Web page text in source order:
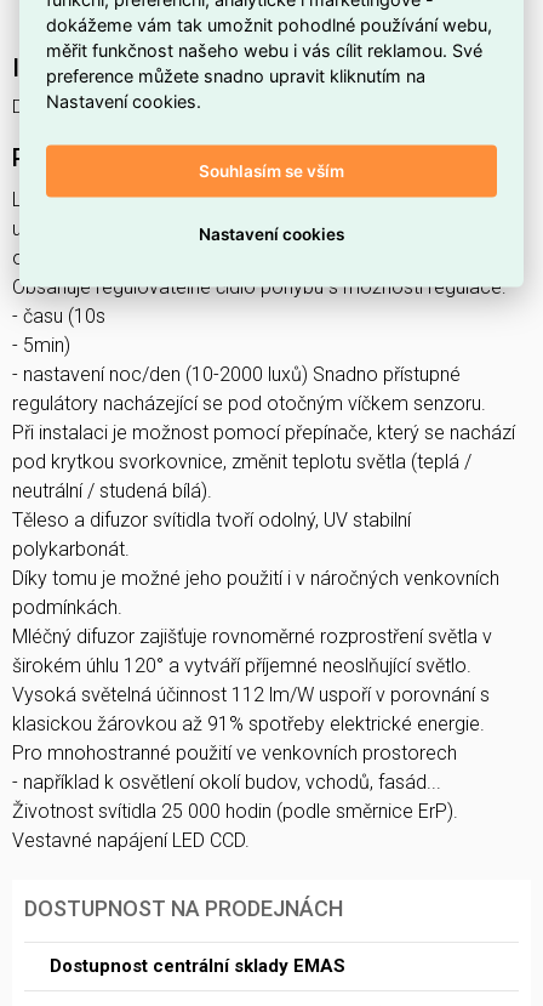
Stmívání: ne
Interní název produktu
DITA ROUND W 12W PIR CCT
Podrobný popis produktu
LED SMD venkovní svítidlo s infračerveným (PIR) čidlem
určené pro přisazenou montáž na strop nebo zeď s vysokou
odolností proti prachu a vodě (IP65).
Obsahuje regulovatelné čidlo pohybu s možností regulace:
- času (10s
- 5min)
- nastavení noc/den (10-2000 luxů) Snadno přístupné
regulátory nacházející se pod otočným víčkem senzoru.
Při instalaci je možnost pomocí přepínače, který se nachází
pod krytkou svorkovnice, změnit teplotu světla (teplá /
neutrální / studená bílá).
Těleso a difuzor svítidla tvoří odolný, UV stabilní
polykarbonát.
Díky tomu je možné jeho použití i v náročných venkovních
podmínkách.
Mléčný difuzor zajišťuje rovnoměrné rozprostření světla v
širokém úhlu 120° a vytváří příjemné neoslňující světlo.
Vysoká světelná účinnost 112 lm/W uspoří v porovnání s
klasickou žárovkou až 91% spotřeby elektrické energie.
Pro mnohostranné použití ve venkovních prostorech
- například k osvětlení okolí budov, vchodů, fasád...
Životnost svítidla 25 000 hodin (podle směrnice ErP).
Vestavné napájení LED CCD.
DOSTUPNOST NA PRODEJNÁCH
Dostupnost centrální sklady EMAS
dokážeme vám tak umožnit pohodlné používání webu,
měřit funkčnost našeho webu i vás cílit reklamou. Své
preference můžete snadno upravit kliknutím na
Nastavení cookies.
Souhlasím se vším
Nastavení cookies